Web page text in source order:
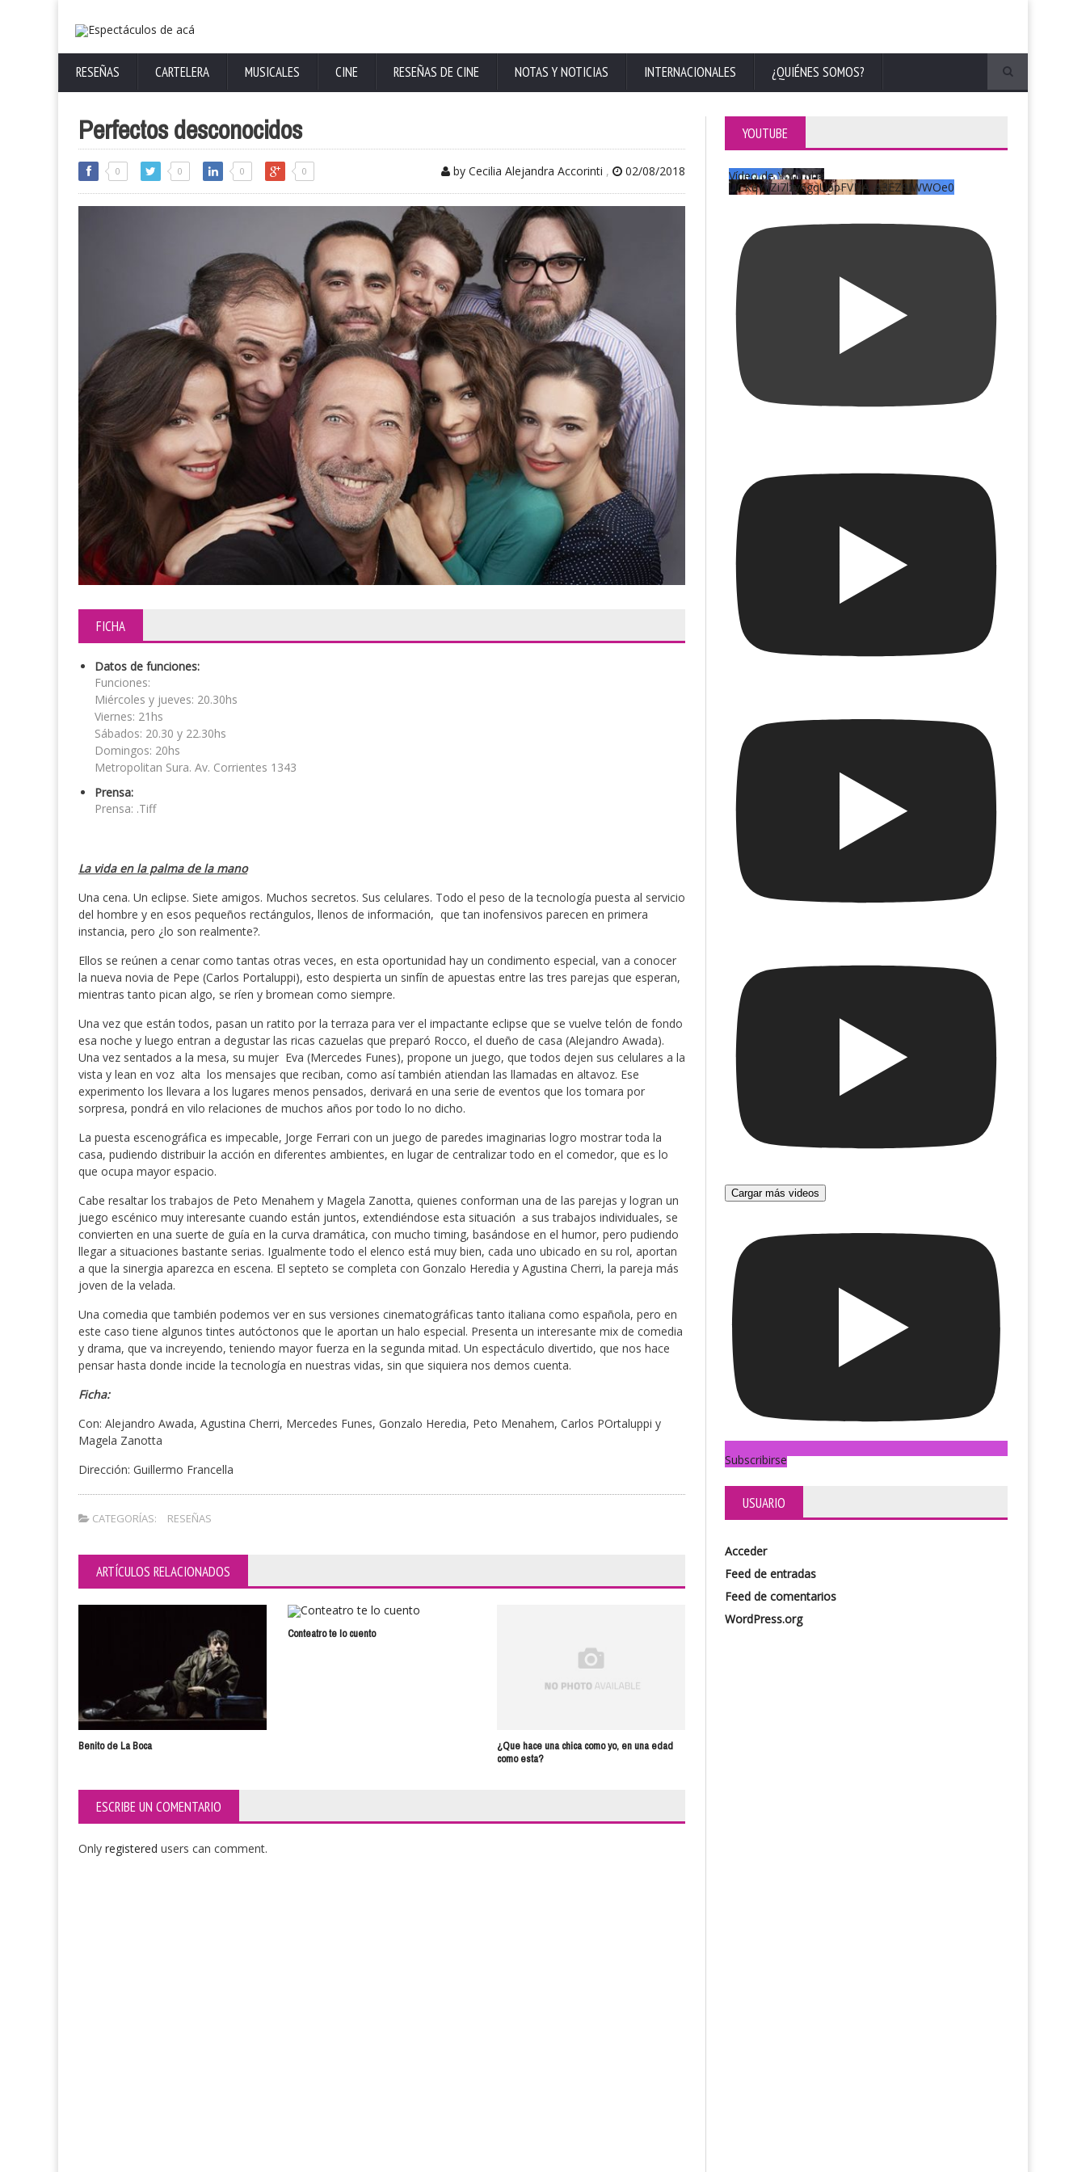
RESEÑAS CARTELERA MUSICALES CINE RESEÑAS DE CINE NOTAS Y NOTICIAS INTERNACIONALES ¿QUIÉNES SOMOS?
Perfectos desconocidos
0 0 0 0 by Cecilia Alejandra Accorinti , 02/08/2018
FICHA
Datos de funciones:
Funciones:
Miércoles y jueves: 20.30hs
Viernes: 21hs
Sábados: 20.30 y 22.30hs
Domingos: 20hs
Metropolitan Sura. Av. Corrientes 1343
Prensa:
Prensa: .Tiff
La vida en la palma de la mano
Una cena. Un eclipse. Siete amigos. Muchos secretos. Sus celulares. Todo el peso de la tecnología puesta al servicio
del hombre y en esos pequeños rectángulos, llenos de información, que tan inofensivos parecen en primera
instancia, pero ¿lo son realmente?.
Ellos se reúnen a cenar como tantas otras veces, en esta oportunidad hay un condimento especial, van a conocer
la nueva novia de Pepe (Carlos Portaluppi), esto despierta un sinfín de apuestas entre las tres parejas que esperan,
mientras tanto pican algo, se ríen y bromean como siempre.
Una vez que están todos, pasan un ratito por la terraza para ver el impactante eclipse que se vuelve telón de fondo
esa noche y luego entran a degustar las ricas cazuelas que preparó Rocco, el dueño de casa (Alejandro Awada).
Una vez sentados a la mesa, su mujer Eva (Mercedes Funes), propone un juego, que todos dejen sus celulares a la
vista y lean en voz alta los mensajes que reciban, como así también atiendan las llamadas en altavoz. Ese
experimento los llevara a los lugares menos pensados, derivará en una serie de eventos que los tomara por
sorpresa, pondrá en vilo relaciones de muchos años por todo lo no dicho.
La puesta escenográfica es impecable, Jorge Ferrari con un juego de paredes imaginarias logro mostrar toda la
casa, pudiendo distribuir la acción en diferentes ambientes, en lugar de centralizar todo en el comedor, que es lo
que ocupa mayor espacio.
Cabe resaltar los trabajos de Peto Menahem y Magela Zanotta, quienes conforman una de las parejas y logran un
juego escénico muy interesante cuando están juntos, extendiéndose esta situación a sus trabajos individuales, se
convierten en una suerte de guía en la curva dramática, con mucho timing, basándose en el humor, pero pudiendo
llegar a situaciones bastante serias. Igualmente todo el elenco está muy bien, cada uno ubicado en su rol, aportan
a que la sinergia aparezca en escena. El septeto se completa con Gonzalo Heredia y Agustina Cherri, la pareja más
joven de la velada.
Una comedia que también podemos ver en sus versiones cinematográficas tanto italiana como española, pero en
este caso tiene algunos tintes autóctonos que le aportan un halo especial. Presenta un interesante mix de comedia
y drama, que va increyendo, teniendo mayor fuerza en la segunda mitad. Un espectáculo divertido, que nos hace
pensar hasta donde incide la tecnología en nuestras vidas, sin que siquiera nos demos cuenta.
Ficha:
Con: Alejandro Awada, Agustina Cherri, Mercedes Funes, Gonzalo Heredia, Peto Menahem, Carlos POrtaluppi y
Magela Zanotta
Dirección: Guillermo Francella
CATEGORÍAS: RESEÑAS
ARTÍCULOS RELACIONADOS
Benito de La Boca
Conteatro te lo cuento
¿Que hace una chica como yo, en una edad
como esta?
ESCRIBE UN COMENTARIO
Only registered users can comment.
YOUTUBE
Vídeo de YouTube
UCKqYjiZi7lzy6gqU6pFVFiA_A3EZ9JWWOe0
Cargar más videos
Subscribirse
USUARIO
Acceder
Feed de entradas
Feed de comentarios
WordPress.org